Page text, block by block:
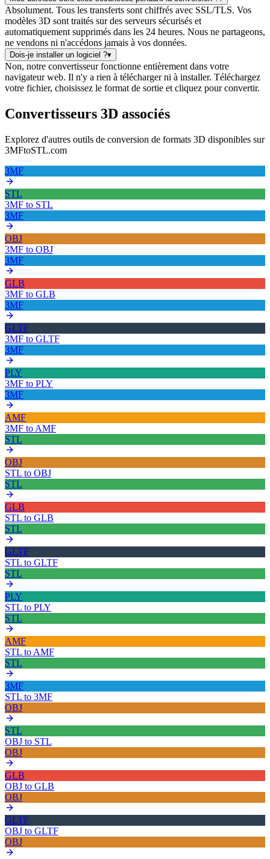
Absolument. Tous les transferts sont chiffrés avec SSL/TLS. Vos
modèles 3D sont traités sur des serveurs sécurisés et
automatiquement supprimés dans les 24 heures. Nous ne partageons,
ne vendons ni n'accédons jamais à vos données.
Dois-je installer un logiciel ?▾
Non, notre convertisseur fonctionne entièrement dans votre
navigateur web. Il n'y a rien à télécharger ni à installer. Téléchargez
votre fichier, choisissez le format de sortie et cliquez pour convertir.
Convertisseurs 3D associés
Explorez d'autres outils de conversion de formats 3D disponibles sur
3MFtoSTL.com
3MF
STL
3MF to STL
3MF
OBJ
3MF to OBJ
3MF
GLB
3MF to GLB
3MF
GLTF
3MF to GLTF
3MF
PLY
3MF to PLY
3MF
AMF
3MF to AMF
STL
OBJ
STL to OBJ
STL
GLB
STL to GLB
STL
GLTF
STL to GLTF
STL
PLY
STL to PLY
STL
AMF
STL to AMF
STL
3MF
STL to 3MF
OBJ
STL
OBJ to STL
OBJ
GLB
OBJ to GLB
OBJ
GLTF
OBJ to GLTF
OBJ